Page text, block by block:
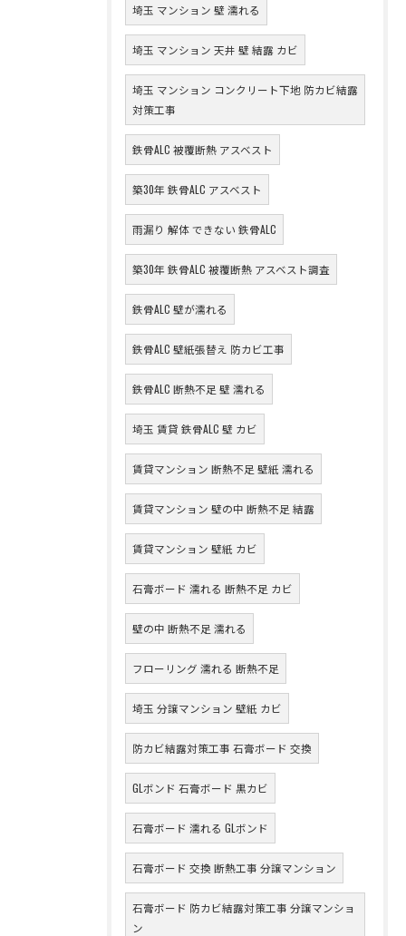
埼玉 マンション 壁 濡れる
埼玉 マンション 天井 壁 結露 カビ
埼玉 マンション コンクリート下地 防カビ結露
対策工事
鉄骨ALC 被覆断熱 アスベスト
築30年 鉄骨ALC アスベスト
雨漏り 解体 できない 鉄骨ALC
築30年 鉄骨ALC 被覆断熱 アスベスト調査
鉄骨ALC 壁が濡れる
鉄骨ALC 壁紙張替え 防カビ工事
鉄骨ALC 断熱不足 壁 濡れる
埼玉 賃貸 鉄骨ALC 壁 カビ
賃貸マンション 断熱不足 壁紙 濡れる
賃貸マンション 壁の中 断熱不足 結露
賃貸マンション 壁紙 カビ
石膏ボード 濡れる 断熱不足 カビ
壁の中 断熱不足 濡れる
フローリング 濡れる 断熱不足
埼玉 分譲マンション 壁紙 カビ
防カビ結露対策工事 石膏ボード 交換
GLボンド 石膏ボード 黒カビ
石膏ボード 濡れる GLボンド
石膏ボード 交換 断熱工事 分譲マンション
石膏ボード 防カビ結露対策工事 分譲マンショ
ン